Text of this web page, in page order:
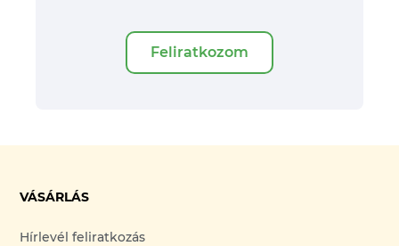
Feliratkozom
VÁSÁRLÁS
Hírlevél feliratkozás